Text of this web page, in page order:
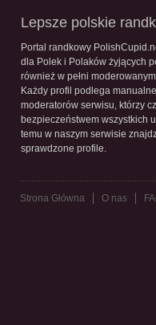
Lepsze polskie
Portal randkowy
dla Polek i Polaków żyjących
również w pełni
Każdy profil podlega
moderatorów serwisu, którzy
bezpieczeństwem wszystkich
temu w naszym serwisie
sprawdzone profile.
Strona Główna O nas